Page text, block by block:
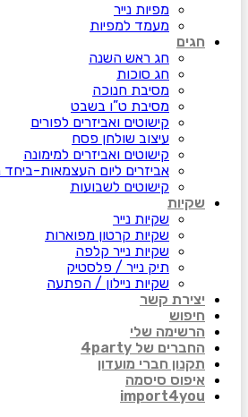
מפיות נייר
מעמד למפיות
חגים
חג ראש השנה
חג סוכות
מסיבת חנוכה
מסיבת ט”ו בשבט
קישוטים ואביזרים לפורים
עיצוב שולחן פסח
קישוטים ואביזרים למימונה
אביזרים ליום העצמאות-
קישוטים לשבועות
שקיות
שקיות נייר
שקיות קרטון מפוארות
שקיות נייר קלפה
תיק נייר / פלסטיק
שקיות ניילון / הפתעה
יצירת קשר
חיפוש
הרשימה שלי
החברים של 4party
תקנון חברי מועדון
איפוס סיסמה
import4you